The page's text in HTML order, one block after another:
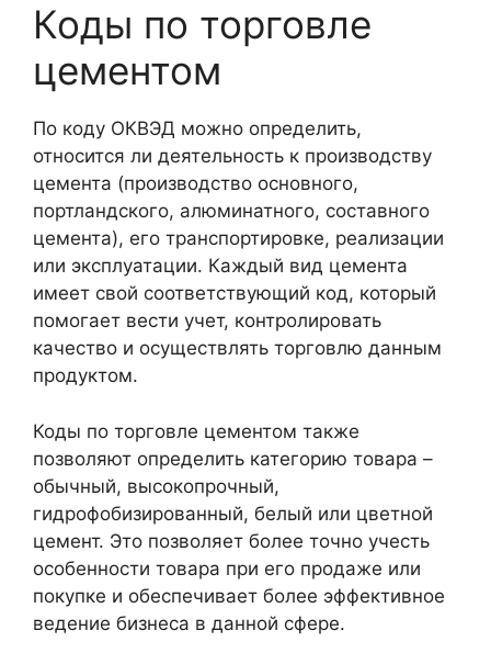
Коды по торговле
цементом
По коду ОКВЭД можно определить,
относится ли деятельность к производству
цемента (производство основного,
портландского, алюминатного, составного
цемента), его транспортировке, реализации
или эксплуатации. Каждый вид цемента
имеет свой соответствующий код, который
помогает вести учет, контролировать
качество и осуществлять торговлю данным
продуктом.
Коды по торговле цементом также
позволяют определить категорию товара –
обычный, высокопрочный,
гидрофобизированный, белый или цветной
цемент. Это позволяет более точно учесть
особенности товара при его продаже или
покупке и обеспечивает более эффективное
ведение бизнеса в данной сфере.